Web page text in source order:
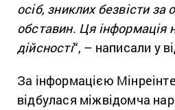
осіб, зниклих безвісти за
обставин. Ця інформація
дійсності“, – написали у
За інформацією
відбулася міжвідомча